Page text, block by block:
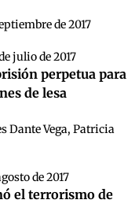
de 2017
julio de 2017
perpetua para
de lesa
Dante Vega, Patricia
de 2017
el terrorismo de